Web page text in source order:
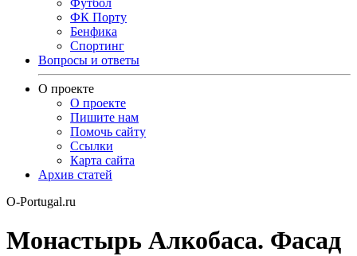
Футбол
ФК Порту
Бенфика
Спортинг
Вопросы и ответы
О проекте
О проекте
Пишите нам
Помочь сайту
Ссылки
Карта сайта
Архив статей
O-Portugal.ru
Монастырь Алкобаса. Фасад